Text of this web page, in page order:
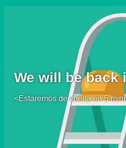
We will be back
<Estaremos de vuelta en 5